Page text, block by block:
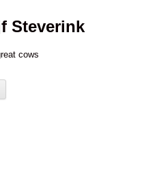
Steverink
cows